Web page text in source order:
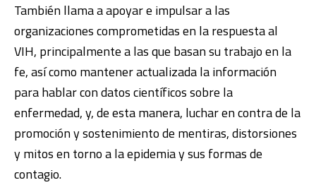
También llama a apoyar e impulsar a las
organizaciones comprometidas en la respuesta al
VIH, principalmente a las que basan su trabajo en la
fe, así como mantener actualizada la información
para hablar con datos científicos sobre la
enfermedad, y, de esta manera, luchar en contra de la
promoción y sostenimiento de mentiras, distorsiones
y mitos en torno a la epidemia y sus formas de
contagio.